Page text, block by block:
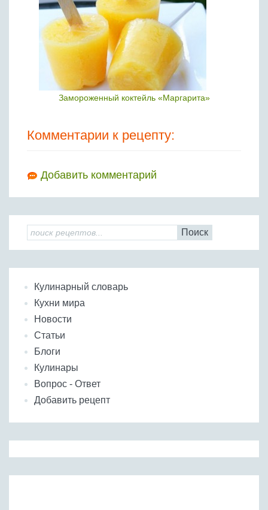
Замороженный коктейль «Маргарита»
Комментарии к рецепту:
Добавить комментарий
Поиск
Кулинарный словарь
Кухни мира
Новости
Статьи
Блоги
Кулинары
Вопрос - Ответ
Добавить рецепт